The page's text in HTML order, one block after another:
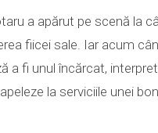
a apărut pe scenă la
fiicei sale. Iar acum
a fi unul încărcat,
apeleze la serviciile unei